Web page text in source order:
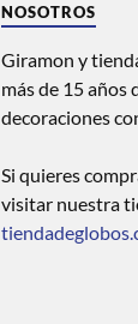
NOSOTROS
Giramon y
más de 15 años
decoraciones
Si quieres
visitar nuestra